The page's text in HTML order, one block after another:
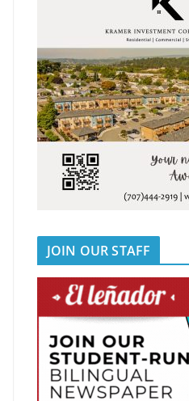
JOIN OUR STAFF